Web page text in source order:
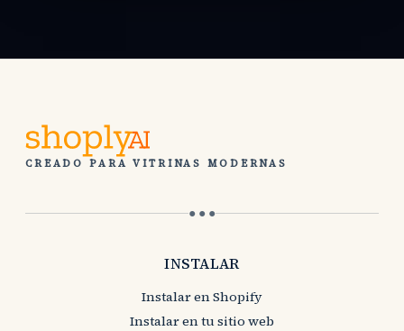
CREADO PARA VITRINAS MODERNAS
● ● ●
INSTALAR
Instalar en Shopify
Instalar en tu sitio web